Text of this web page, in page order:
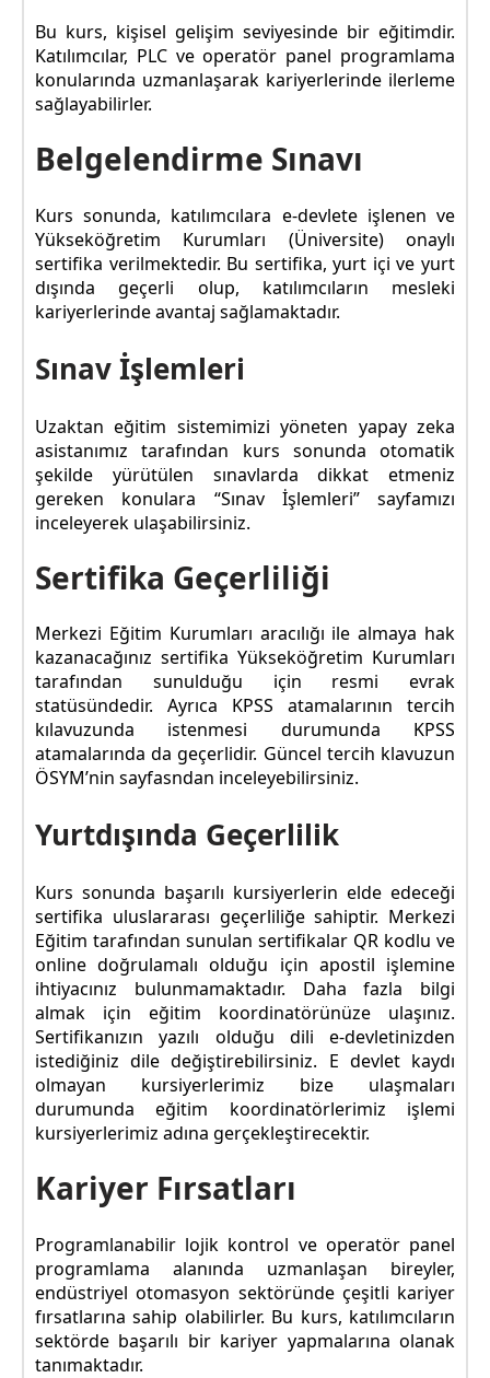
Bu kurs, kişisel gelişim seviyesinde bir eğitimdir.
Katılımcılar, PLC ve operatör panel programlama
konularında uzmanlaşarak kariyerlerinde ilerleme
sağlayabilirler.
Belgelendirme Sınavı
Kurs sonunda, katılımcılara e-devlete işlenen ve
Yükseköğretim Kurumları (Üniversite) onaylı
sertifika verilmektedir. Bu sertifika, yurt içi ve yurt
dışında geçerli olup, katılımcıların mesleki
kariyerlerinde avantaj sağlamaktadır.
Sınav İşlemleri
Uzaktan eğitim sistemimizi yöneten yapay zeka
asistanımız tarafından kurs sonunda otomatik
şekilde yürütülen sınavlarda dikkat etmeniz
gereken konulara “Sınav İşlemleri” sayfamızı
inceleyerek ulaşabilirsiniz.
Sertifika Geçerliliği
Merkezi Eğitim Kurumları aracılığı ile almaya hak
kazanacağınız sertifika Yükseköğretim Kurumları
tarafından sunulduğu için resmi evrak
statüsündedir. Ayrıca KPSS atamalarının tercih
kılavuzunda istenmesi durumunda KPSS
atamalarında da geçerlidir. Güncel tercih klavuzun
ÖSYM’nin sayfasndan inceleyebilirsiniz.
Yurtdışında Geçerlilik
Kurs sonunda başarılı kursiyerlerin elde edeceği
sertifika uluslararası geçerliliğe sahiptir. Merkezi
Eğitim tarafından sunulan sertifikalar QR kodlu ve
online doğrulamalı olduğu için apostil işlemine
ihtiyacınız bulunmamaktadır. Daha fazla bilgi
almak için eğitim koordinatörünüze ulaşınız.
Sertifikanızın yazılı olduğu dili e-devletinizden
istediğiniz dile değiştirebilirsiniz. E devlet kaydı
olmayan kursiyerlerimiz bize ulaşmaları
durumunda eğitim koordinatörlerimiz işlemi
kursiyerlerimiz adına gerçekleştirecektir.
Kariyer Fırsatları
Programlanabilir lojik kontrol ve operatör panel
programlama alanında uzmanlaşan bireyler,
endüstriyel otomasyon sektöründe çeşitli kariyer
fırsatlarına sahip olabilirler. Bu kurs, katılımcıların
sektörde başarılı bir kariyer yapmalarına olanak
tanımaktadır.